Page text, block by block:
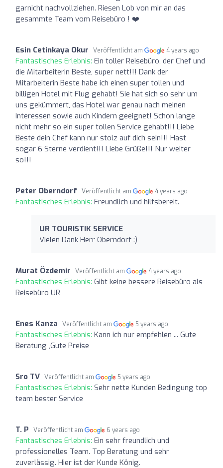
garnicht nachvollziehen. Riesen Lob von mir an das
gesammte Team vom Reisebüro ! ❤️
Esin Cetinkaya Okur Veröffentlicht am 4 years ago
Fantastisches Erlebnis: Ein toller Reisebüro, der Chef und
die Mitarbeiterin Beste, super nett!!! Dank der
Mitarbeiterin Beste habe ich einen super tollen und
billigen Hotel mit Flug gehabt! Sie hat sich so sehr um
uns gekümmert, das Hotel war genau nach meinen
Interessen sowie auch Kindern geeignet! Schon lange
nicht mehr so ein super tollen Service gehabt!!! Liebe
Beste dein Chef kann nur stolz auf dich sein!!! Hast
sogar 6 Sterne verdient!!! Liebe Grüße!!! Nur weiter
so!!!
Peter Oberndorf Veröffentlicht am 4 years ago
Fantastisches Erlebnis: Freundlich und hilfsbereit.
UR TOURISTIK SERVICE
Vielen Dank Herr Oberndorf :)
Murat Özdemir Veröffentlicht am 4 years ago
Fantastisches Erlebnis: Gibt keine bessere Reisebüro als
Reisebüro UR
Enes Kanza Veröffentlicht am 5 years ago
Fantastisches Erlebnis: Kann ich nur empfehlen ... Gute
Beratung ,Gute Preise
Sro TV Veröffentlicht am 5 years ago
Fantastisches Erlebnis: Sehr nette Kunden Bedingung top
team bester Service
T. P Veröffentlicht am 6 years ago
Fantastisches Erlebnis: Ein sehr freundlich und
professionelles Team. Top Beratung und sehr
zuverlässig. Hier ist der Kunde König.